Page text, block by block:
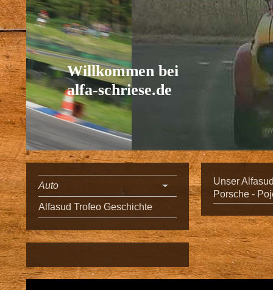
Willkommen bei
alfa-schriese.de
Unser
Porsche -
Auto
Alfasud Trofeo Geschichte